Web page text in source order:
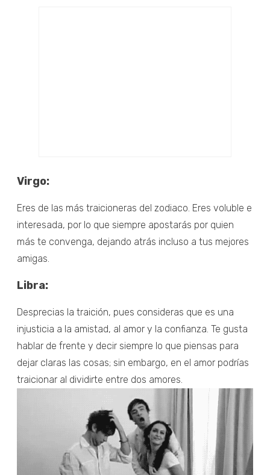
Virgo:
Eres de las más traicioneras del zodiaco. Eres voluble e
interesada, por lo que siempre apostarás por quien
más te convenga, dejando atrás incluso a tus mejores
amigas.
Libra:
Desprecias la traición, pues consideras que es una
injusticia a la amistad, al amor y la confianza. Te gusta
hablar de frente y decir siempre lo que piensas para
dejar claras las cosas; sin embargo, en el amor podrías
traicionar al dividirte entre dos amores.